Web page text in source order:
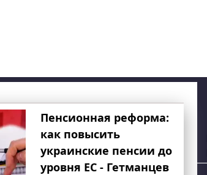
Пенсионная реформа:
как повысить
украинские пенсии до
уровня ЕС - Гетманцев